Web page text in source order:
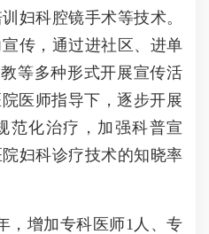
妇科腔镜手术等技术。
传，通过进社区、进单
等多种形式开展宣传活
医师指导下，逐步开展
范化治疗，加强科普宣
妇科诊疗技术的知晓率
，增加专科医师1人、专